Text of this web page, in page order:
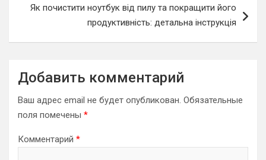
Як почистити ноутбук від пилу та покращити його
продуктивність: детальна інструкція
Добавить комментарий
Ваш адрес email не будет опубликован. Обязательные
поля помечены *
Комментарий *